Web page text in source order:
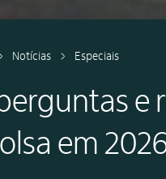
Notícias Especiais
e
em